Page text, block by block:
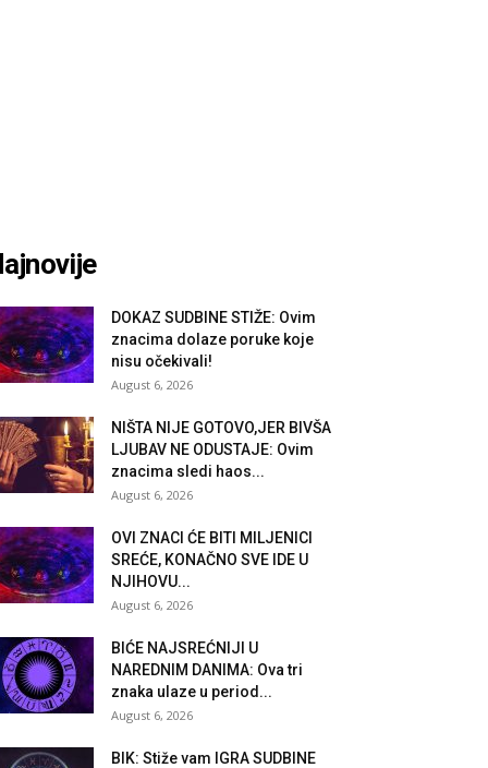
DOKAZ SUDBINE STIŽE: Ovim
znacima dolaze poruke koje
nisu očekivali!
August 6, 2026
NIŠTA NIJE GOTOVO,JER BIVŠA
LJUBAV NE ODUSTAJE: Ovim
znacima sledi haos...
August 6, 2026
OVI ZNACI ĆE BITI MILJENICI
SREĆE, KONAČNO SVE IDE U
NJIHOVU...
August 6, 2026
BIĆE NAJSREĆNIJI U
NAREDNIM DANIMA: Ova tri
znaka ulaze u period...
August 6, 2026
BIK: Stiže vam IGRA SUDBINE